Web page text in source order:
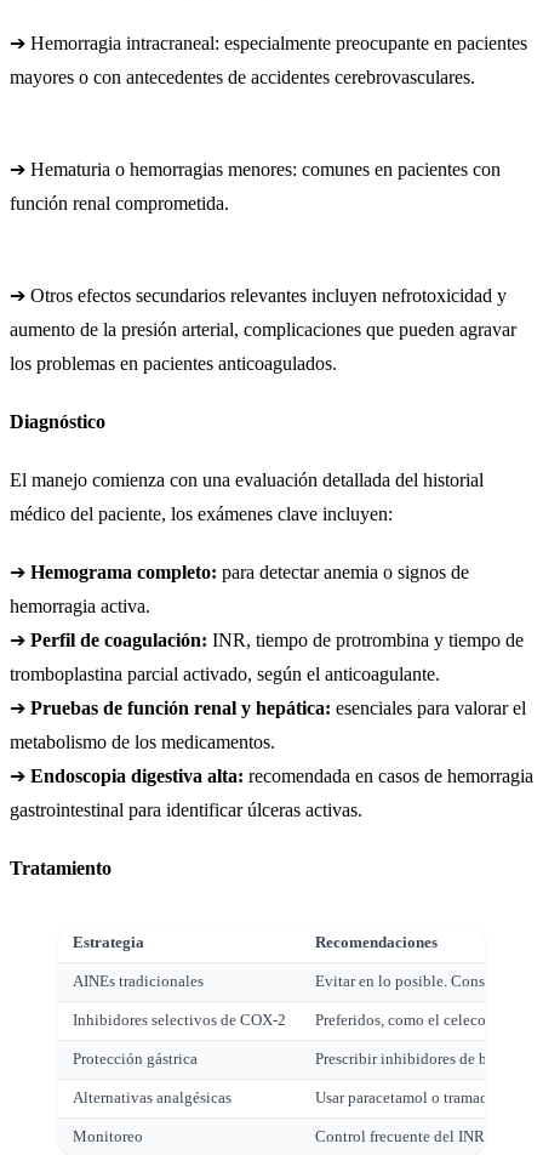
➔ Hemorragia intracraneal: especialmente preocupante en pacientes
mayores o con antecedentes de accidentes cerebrovasculares.
➔ Hematuria o hemorragias menores: comunes en pacientes con
función renal comprometida.
➔ Otros efectos secundarios relevantes incluyen nefrotoxicidad y
aumento de la presión arterial, complicaciones que pueden agravar
los problemas en pacientes anticoagulados.
Diagnóstico
El manejo comienza con una evaluación detallada del historial
médico del paciente, los exámenes clave incluyen:
➔ Hemograma completo: para detectar anemia o signos de
hemorragia activa.
➔ Perfil de coagulación: INR, tiempo de protrombina y tiempo de
tromboplastina parcial activado, según el anticoagulante.
➔ Pruebas de función renal y hepática: esenciales para valorar el
metabolismo de los medicamentos.
➔ Endoscopia digestiva alta: recomendada en casos de hemorragia
gastrointestinal para identificar úlceras activas.
Tratamiento
Estrategia Recomendaciones
AINEs tradicionales Evitar en lo posible. Considerar
Inhibidores selectivos de COX-2 Preferidos, como el celecoxib,
Protección gástrica Prescribir inhibidores de bomba
Alternativas analgésicas Usar paracetamol o tramadol, que
Monitoreo Control frecuente del INR y